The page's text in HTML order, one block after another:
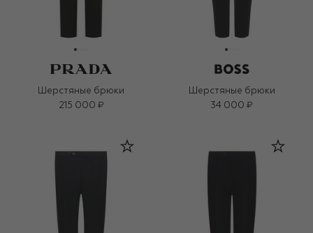
Шерстяные брюки
215 000 ₽
Шерстяные брюки
34 000 ₽